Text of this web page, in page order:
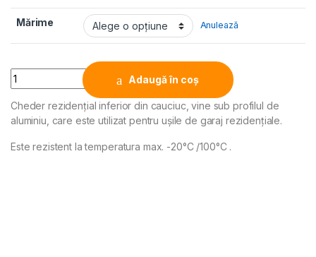
Mărime Anulează
Quantity
Adaugă în coș
Alternative:
Cheder rezidenţial inferior din cauciuc, vine sub profilul de
aluminiu, care este utilizat pentru ușile de garaj rezidențiale.
Este rezistent la temperatura max. -20°C /100°C .